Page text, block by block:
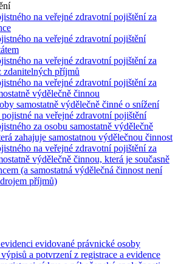
na veřejné zdravotní pojištění za
na veřejné zdravotní pojištění
na veřejné zdravotní pojištění za
zdanitelných příjmů
na veřejné zdravotní pojištění za
výdělečně činnou
samostatně výdělečně činné o snížení
na veřejné zdravotní pojištění
za osobu samostatně výdělečně
zahajuje samostatnou výdělečnou činnost
na veřejné zdravotní pojištění za
výdělečně činnou, která je současně
(a samostatná výdělečná činnost není
příjmů)
evidované právnické osoby
a potvrzení z registrace a evidence